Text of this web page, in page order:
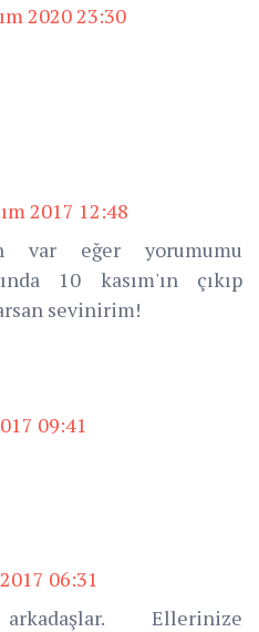
2020 23:30
2017 12:48
var eğer yorumumu
10 kasım'ın çıkıp
sevinirim!
09:41
06:31
Ellerinize